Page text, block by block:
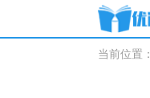
当前位置：